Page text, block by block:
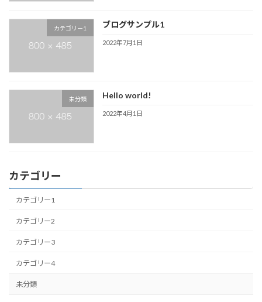
カテゴリー1 ブログサンプル1
2022年7月1日
未分類 Hello world!
2022年4月1日
カテゴリー
カテゴリー1
カテゴリー2
カテゴリー3
カテゴリー4
未分類